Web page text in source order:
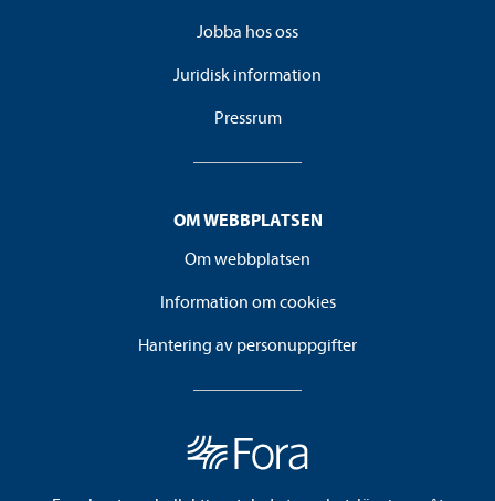
Jobba hos oss
Juridisk information
Pressrum
OM WEBBPLATSEN
Om webbplatsen
Information om cookies
Hantering av personuppgifter